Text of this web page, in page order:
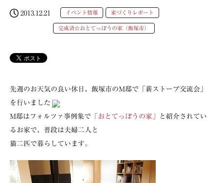
2013.12.21 イベント情報 家づくりレポート
完成済☆おとてっぽうの家（飯塚市）
先週のお天気の良い休日、飯塚市のM邸で「薪ストーブ交流会」
を行いました
M邸はフォルツァ事例集で 「おとてっぽうの家」
と紹介されてい
るお家で、普段は夫婦二人と
猫二匹で暮らしています。